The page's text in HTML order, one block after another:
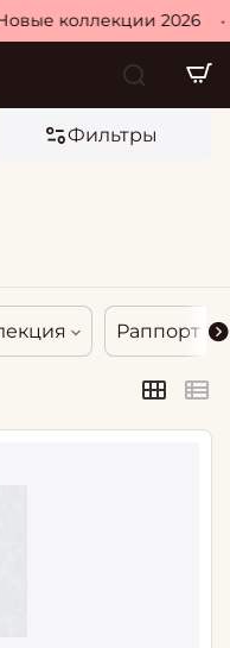
коллекции 2026 •
Фильтры
Раппорт